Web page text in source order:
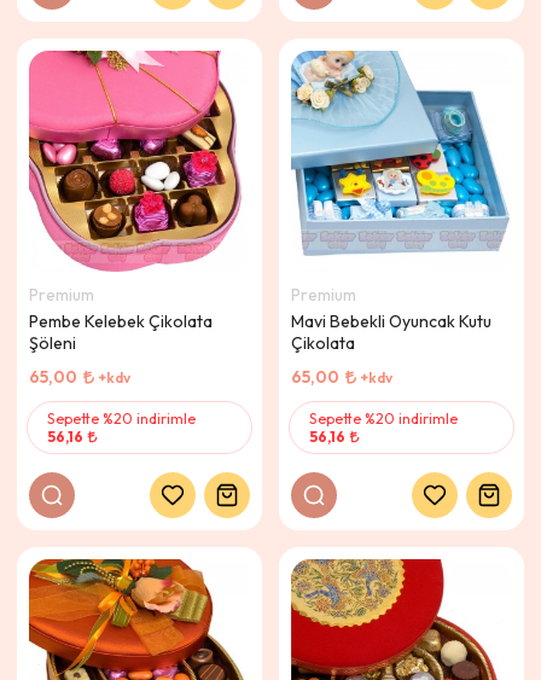
Premium
Pembe Kelebek Çikolata
Şöleni
65,00
+kdv
Sepette %20 indirimle
56,16
Premium
Mavi Bebekli Oyuncak Kutu
Çikolata
65,00
+kdv
Sepette %20 indirimle
56,16